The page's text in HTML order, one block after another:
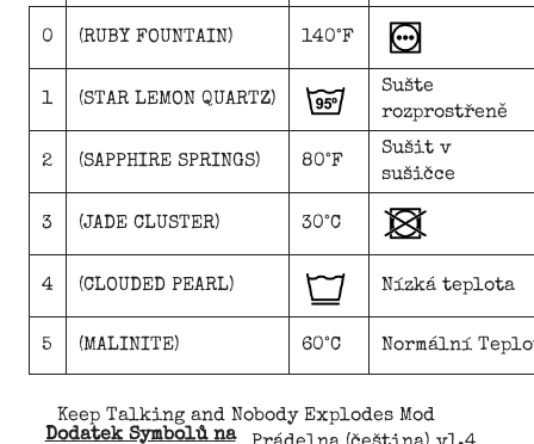
0 (RUBY FOUNTAIN) 140°F
1 (STAR LEMON QUARTZ)
Sušte
rozprostřeně
2 (SAPPHIRE SPRINGS) 80°F
Sušit v
sušičce
3 (JADE CLUSTER) 30°C
4 (CLOUDED PEARL) Nízká teplota
5 (MALINITE) 60°C Normální
Keep Talking and Nobody Explodes Mod
Dodatek Symbolů na